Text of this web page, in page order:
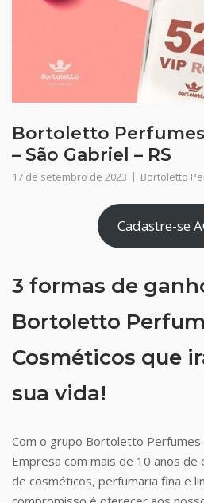
Bortoletto
– São Gabriel – RS
17 de setembro de 2023 Bortoletto
Cadastre-se
3 formas de
Bortoletto
Cosméticos que
sua vida!
Com o grupo Bortoletto Perfumes
Empresa com mais de 10 anos
de cosméticos, perfumaria fina e